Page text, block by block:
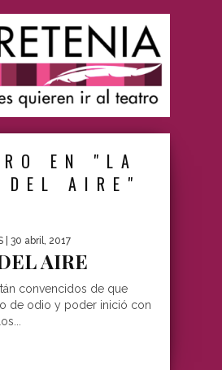
EN "LA
AIRE"
| 30 abril, 2017
AIRE
convencidos de que
de odio y poder inició con